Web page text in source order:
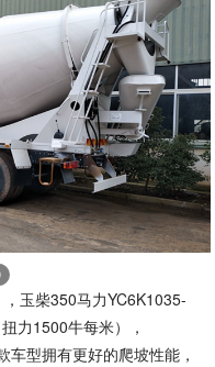
玉柴350马力YC6K1035-
力1500牛每米），
型拥有更好的爬坡性能，